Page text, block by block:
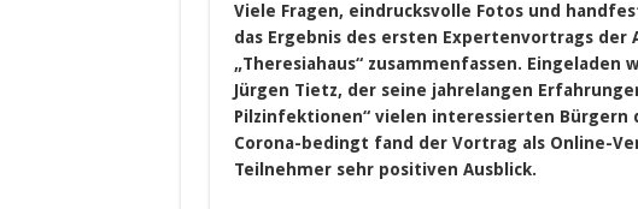
Viele Fragen, eindrucksvolle Fotos und
das Ergebnis des ersten Expertenvortrags der
„Theresiahaus“ zusammenfassen. Eingeladen
Jürgen Tietz, der seine jahrelangen
Pilzinfektionen“ vielen interessierten Bürgern
Corona-bedingt fand der Vortrag als Online-
Teilnehmer sehr positiven Ausblick.